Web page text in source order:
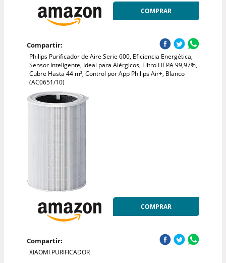
COMPRAR
Compartir:
Philips Purificador de Aire Serie 600, Eficiencia Energética,
Sensor Inteligente, Ideal para Alérgicos, Filtro HEPA 99,97%,
Cubre Hasta 44 m², Control por App Philips Air+, Blanco
(AC0651/10)
COMPRAR
Compartir:
XIAOMI PURIFICADOR